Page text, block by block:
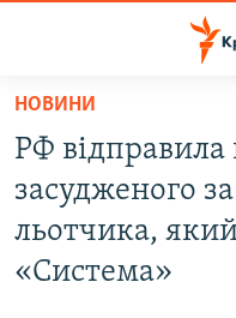
Перейти
основного
матеріалу
Перейти
до
основної
ВОДА.КРИМ
ВІДЕО ТА ФОТО
ПОЛІТИКА
НОВИНИ
РФ відправила
засудженого
льотчика,
«Система»